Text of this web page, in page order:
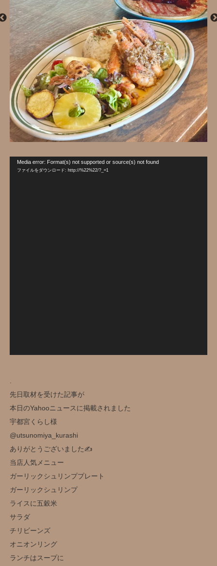
Media error: Format(s) not supported or source(s) not found
ファイルをダウンロード: http://%22%22/?_=1
先日取材を受けた記事が
本日のYahooニュースに掲載されました
宇都宮くらし様
@utsunomiya_kurashi
ありがとうございました✍️
当店人気メニュー
ガーリックシュリンププレート
ガーリックシュリンプ
ライスに五穀米
サラダ
チリビーンズ
オニオンリング
ランチはスープに